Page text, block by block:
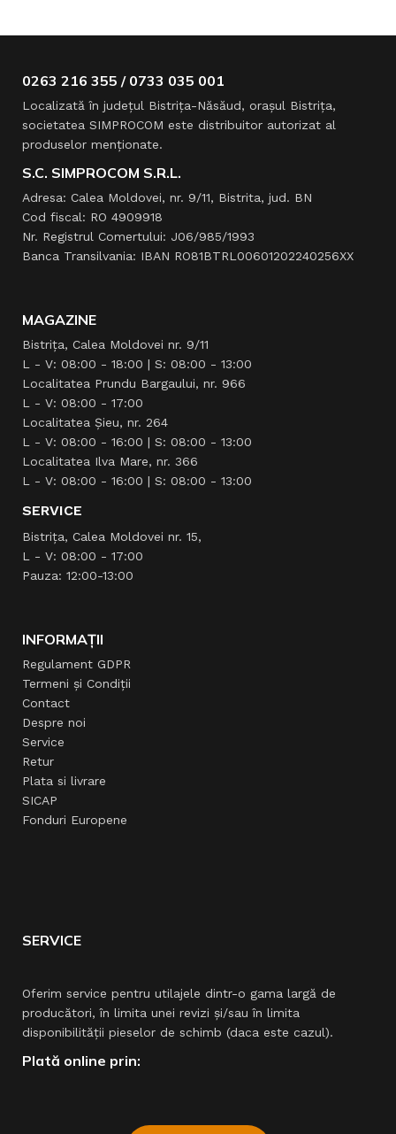
0263 216 355 / 0733 035 001
Localizată în judeţul Bistriţa-Năsăud, oraşul Bistriţa,
societatea SIMPROCOM este distribuitor autorizat al
produselor menţionate.
S.C. SIMPROCOM S.R.L.
Adresa: Calea Moldovei, nr. 9/11, Bistrita, jud. BN
Cod fiscal: RO 4909918
Nr. Registrul Comertului: J06/985/1993
Banca Transilvania: IBAN RO81BTRL00601202240256XX
MAGAZINE
Bistrița, Calea Moldovei nr. 9/11
L - V: 08:00 - 18:00 | S: 08:00 - 13:00
Localitatea Prundu Bargaului, nr. 966
L - V: 08:00 - 17:00
Localitatea Şieu, nr. 264
L - V: 08:00 - 16:00 | S: 08:00 - 13:00
Localitatea Ilva Mare, nr. 366
L - V: 08:00 - 16:00 | S: 08:00 - 13:00
SERVICE
Bistrița, Calea Moldovei nr. 15,
L - V: 08:00 - 17:00
Pauza: 12:00-13:00
INFORMAȚII
Regulament GDPR
Termeni și Condiții
Contact
Despre noi
Service
Retur
Plata si livrare
SICAP
Fonduri Europene
SERVICE
Oferim service pentru utilajele dintr-o gama largă de
producători, în limita unei revizi şi/sau în limita
disponibilităţii pieselor de schimb (daca este cazul).
Plată online prin: